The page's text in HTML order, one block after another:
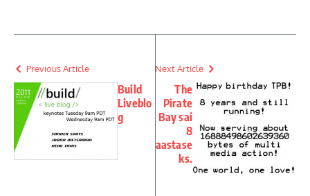
Previous Article
Build
Liveblo
g
Next Article
The
Pirate
Bay sai
8
aastase
ks.